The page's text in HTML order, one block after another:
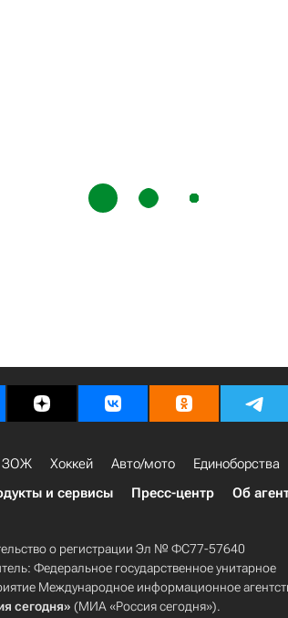
ЗОЖ Хоккей Авто/мото Единоборства
и сервисы Пресс-центр Об
о регистрации Эл № ФС77-57640
Федеральное государственное унитарное
Международное информационное
сегодня» (МИА «Россия сегодня»).